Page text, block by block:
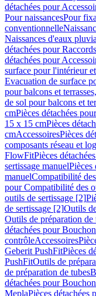
détachées pour
Pour naissancesPour
conventionnelle
Naissances d'eaux
détachées pour
détachées pour
surface pour l'intérieur
Evacuation de surface
pour balcons et
de sol pour balcons et
cmPièces détachées
15 x 15 cmPièces
cmAccessoiresPièces
composants réseau et
FlowFitPièces
sertissage manuelPièces
manuelCompatibilité
pour Compatibilité des
outils de sertissage [2]
de sertissage [2]Outils
Outils de préparation de
détachées pour
contrôleAccessoires
Geberit PushFitPièces
PushFitOutils de
de préparation de tubes
détachées pour
MeplaPièces